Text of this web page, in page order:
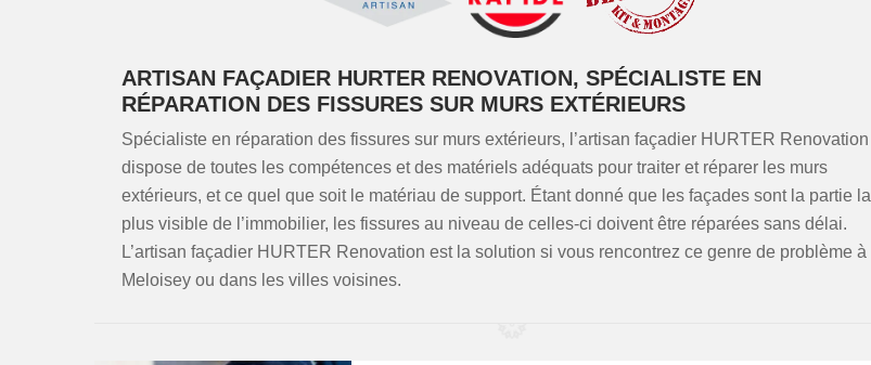
ARTISAN FAÇADIER HURTER RENOVATION, SPÉCIALISTE EN
RÉPARATION DES FISSURES SUR MURS EXTÉRIEURS
Spécialiste en réparation des fissures sur murs extérieurs, l’artisan façadier HURTER Renovation
dispose de toutes les compétences et des matériels adéquats pour traiter et réparer les murs
extérieurs, et ce quel que soit le matériau de support. Étant donné que les façades sont la partie la
plus visible de l’immobilier, les fissures au niveau de celles-ci doivent être réparées sans délai.
L’artisan façadier HURTER Renovation est la solution si vous rencontrez ce genre de problème à
Meloisey ou dans les villes voisines.